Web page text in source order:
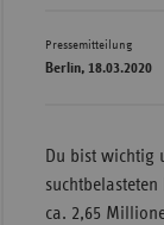
Pressemitteilung
Berlin, 18.03.2020
Du bist wichtig
ca. 2,65